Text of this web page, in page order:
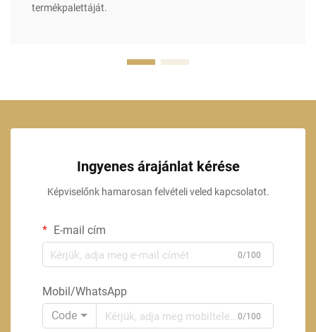
termékpalettáját.
Ingyenes árajánlat kérése
Képviselőnk hamarosan felvételi veled kapcsolatot.
E-mail cím
0/100
Mobil/WhatsApp
Code
0/100